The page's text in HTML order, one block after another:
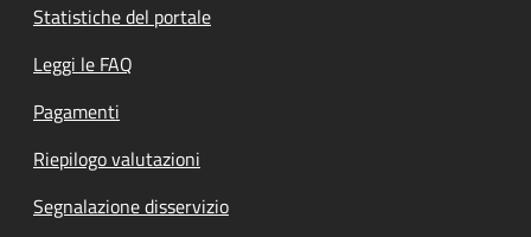
Statistiche del portale
Leggi le FAQ
Pagamenti
Riepilogo valutazioni
Segnalazione disservizio